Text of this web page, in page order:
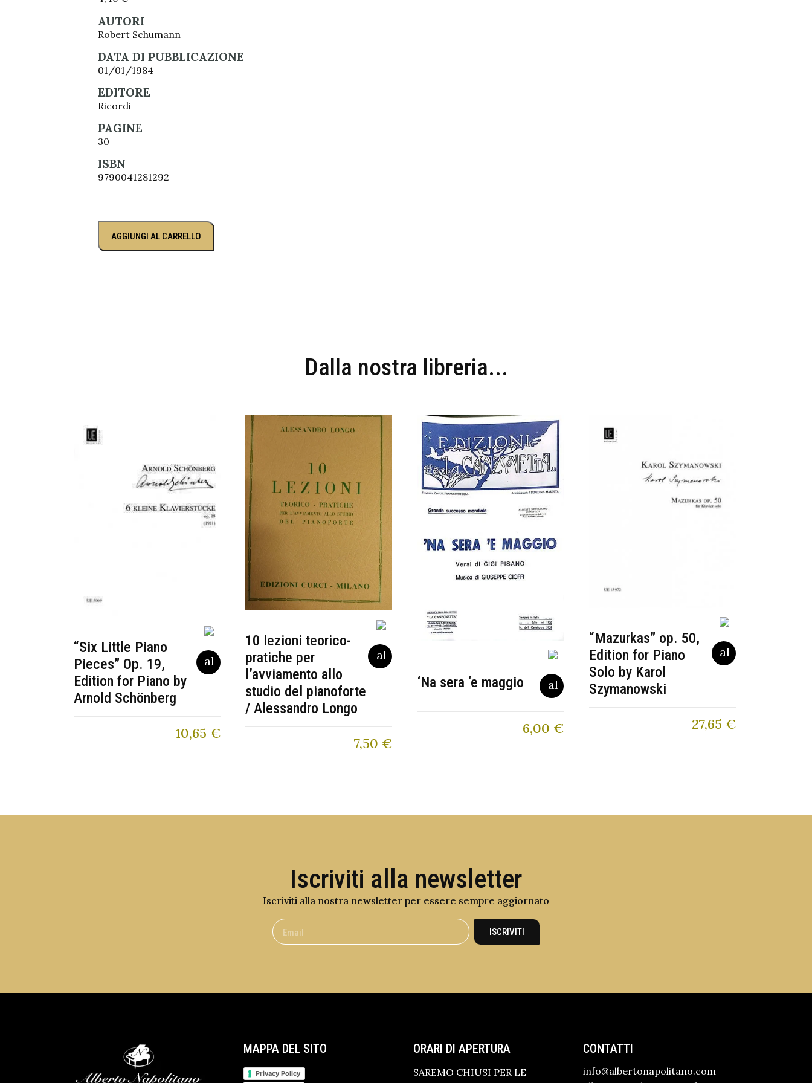
AUTORI
Robert Schumann
DATA DI PUBBLICAZIONE
01/01/1984
EDITORE
Ricordi
PAGINE
30
ISBN
9790041281292
AGGIUNGI AL CARRELLO
Dalla nostra libreria...
“Six Little Piano
Pieces” Op. 19,
Edition for Piano by
Arnold Schönberg
10,65 €
10 lezioni teorico-
pratiche per
l’avviamento allo
studio del pianoforte
/ Alessandro Longo
7,50 €
‘Na sera ‘e maggio
6,00 €
“Mazurkas” op. 50,
Edition for Piano
Solo by Karol
Szymanowski
27,65 €
Iscriviti alla newsletter
Iscriviti alla nostra newsletter per essere sempre aggiornato
ISCRIVITI
MAPPA DEL SITO
Privacy Policy
ORARI DI APERTURA
SAREMO CHIUSI PER LE
CONTATTI
info@albertonapolitano.com